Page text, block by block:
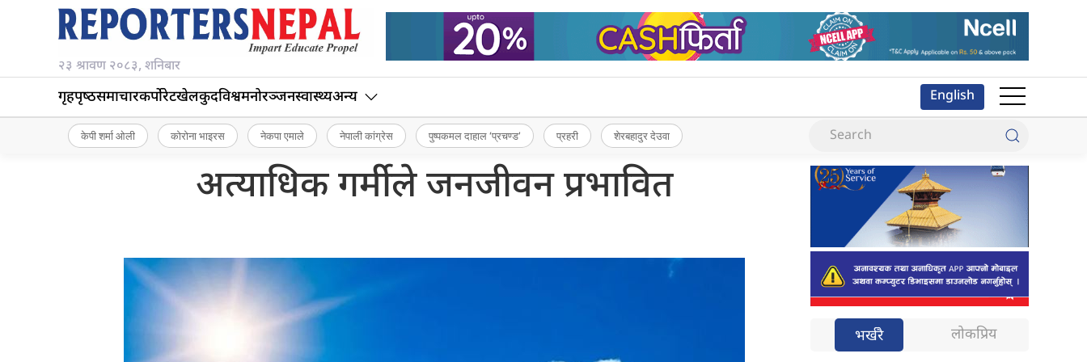
२३ श्रावण २०८३, शनिबार
गृहपृष्‍ठसमाचारकर्पोरेटखेलकुदविश्वमनोरञ्जनस्वास्थ्यअन्य English
केपी शर्मा ओली कोरोना भाइरस नेकपा एमाले नेपाली कांग्रेस पुष्पकमल दाहाल ‘प्रचण्ड’ प्रहरी शेरबहादुर देउवा
अत्याधिक गर्मीले जनजीवन प्रभावित
भर्खरै लोकप्रिय